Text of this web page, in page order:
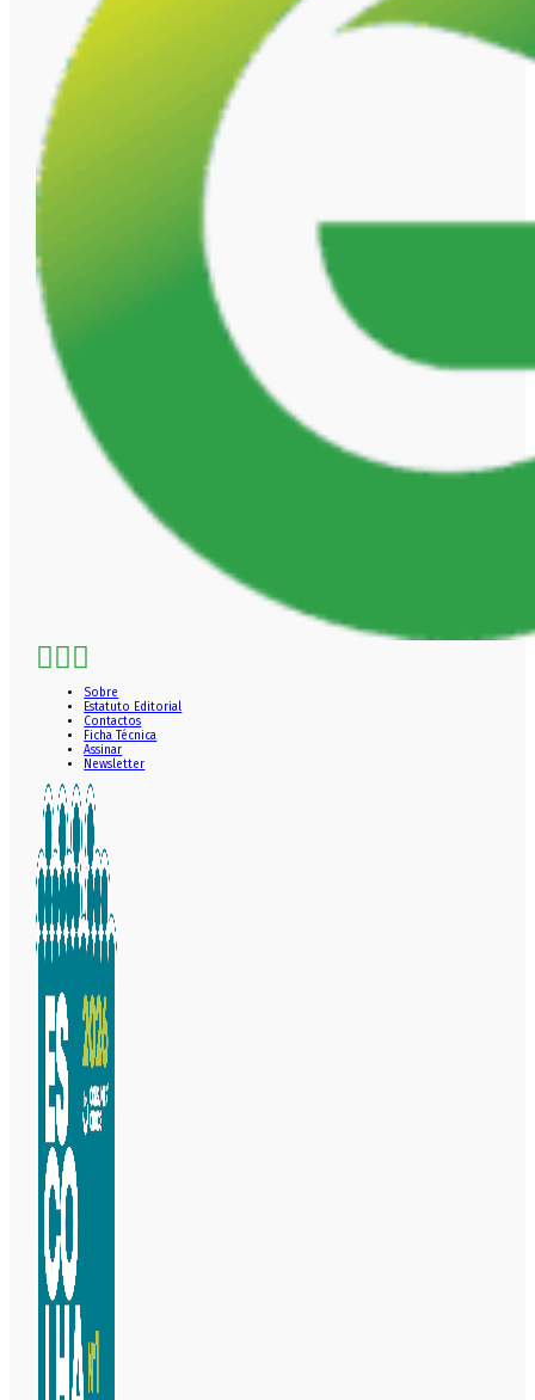
Sobre
Estatuto Editorial
Contactos
Ficha Técnica
Assinar
Newsletter